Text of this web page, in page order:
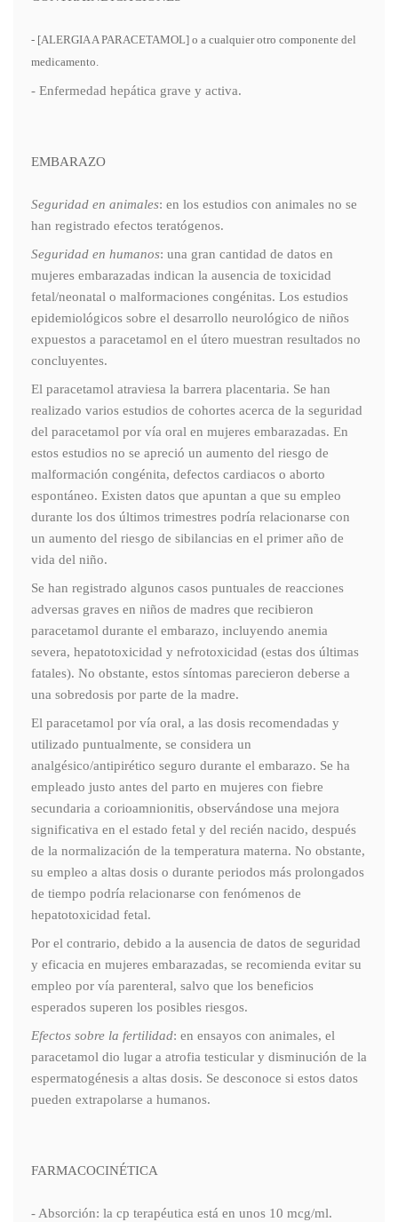
- [ALERGIA A PARACETAMOL] o a cualquier otro componente del
medicamento.
- Enfermedad hepática grave y activa.
EMBARAZO
Seguridad en animales: en los estudios con animales no se
han registrado efectos teratógenos.
Seguridad en humanos: una gran cantidad de datos en
mujeres embarazadas indican la ausencia de toxicidad
fetal/neonatal o malformaciones congénitas. Los estudios
epidemiológicos sobre el desarrollo neurológico de niños
expuestos a paracetamol en el útero muestran resultados no
concluyentes.
El paracetamol atraviesa la barrera placentaria. Se han
realizado varios estudios de cohortes acerca de la seguridad
del paracetamol por vía oral en mujeres embarazadas. En
estos estudios no se apreció un aumento del riesgo de
malformación congénita, defectos cardiacos o aborto
espontáneo. Existen datos que apuntan a que su empleo
durante los dos últimos trimestres podría relacionarse con
un aumento del riesgo de sibilancias en el primer año de
vida del niño.
Se han registrado algunos casos puntuales de reacciones
adversas graves en niños de madres que recibieron
paracetamol durante el embarazo, incluyendo anemia
severa, hepatotoxicidad y nefrotoxicidad (estas dos últimas
fatales). No obstante, estos síntomas parecieron deberse a
una sobredosis por parte de la madre.
El paracetamol por vía oral, a las dosis recomendadas y
utilizado puntualmente, se considera un
analgésico/antipirético seguro durante el embarazo. Se ha
empleado justo antes del parto en mujeres con fiebre
secundaria a corioamnionitis, observándose una mejora
significativa en el estado fetal y del recién nacido, después
de la normalización de la temperatura materna. No obstante,
su empleo a altas dosis o durante periodos más prolongados
de tiempo podría relacionarse con fenómenos de
hepatotoxicidad fetal.
Por el contrario, debido a la ausencia de datos de seguridad
y eficacia en mujeres embarazadas, se recomienda evitar su
empleo por vía parenteral, salvo que los beneficios
esperados superen los posibles riesgos.
Efectos sobre la fertilidad: en ensayos con animales, el
paracetamol dio lugar a atrofia testicular y disminución de la
espermatogénesis a altas dosis. Se desconoce si estos datos
pueden extrapolarse a humanos.
FARMACOCINÉTICA
- Absorción: la cp terapéutica está en unos 10 mcg/ml.